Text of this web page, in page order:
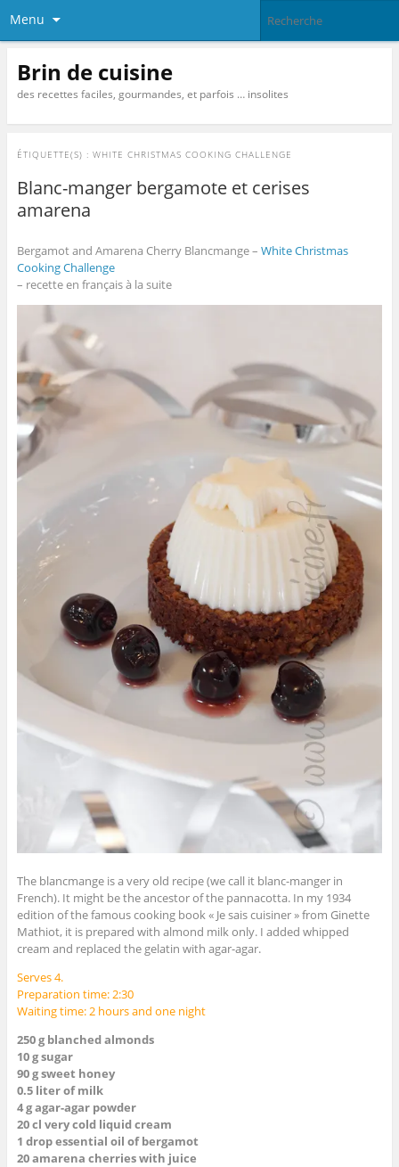
Menu
Brin de cuisine
des recettes faciles, gourmandes, et parfois … insolites
ÉTIQUETTE(S) : WHITE CHRISTMAS COOKING CHALLENGE
Blanc-manger bergamote et cerises
amarena
Bergamot and Amarena Cherry Blancmange – White Christmas
Cooking Challenge
– recette en français à la suite
The blancmange is a very old recipe (we call it blanc-manger in
French). It might be the ancestor of the pannacotta. In my 1934
edition of the famous cooking book « Je sais cuisiner » from Ginette
Mathiot, it is prepared with almond milk only. I added whipped
cream and replaced the gelatin with agar-agar.
Serves 4.
Preparation time: 2:30
Waiting time: 2 hours and one night
250 g blanched almonds
10 g sugar
90 g sweet honey
0.5 liter of milk
4 g agar-agar powder
20 cl very cold liquid cream
1 drop essential oil of bergamot
20 amarena cherries with juice